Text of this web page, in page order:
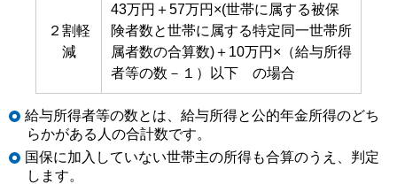
２割軽
減
43万円＋57万円×(世帯に属する被保
険者数と世帯に属する特定同一世帯所
属者数の合算数)＋10万円×（給与所得
者等の数－１）以下 の場合
給与所得者等の数とは、給与所得と公的年金所得のどち
らかがある人の合計数です。
国保に加入していない世帯主の所得も合算のうえ、判定
します。